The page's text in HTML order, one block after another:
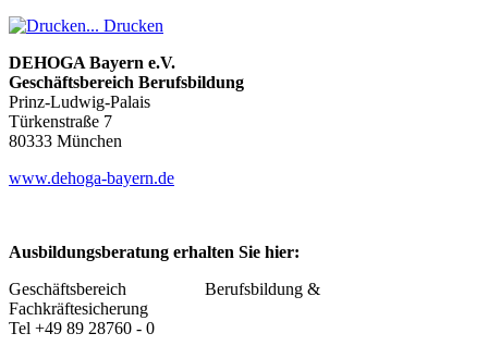
Drucken
DEHOGA Bayern e.V.
Geschäftsbereich Berufsbildung
Prinz-Ludwig-Palais
Türkenstraße 7
80333 München
www.dehoga-bayern.de
Ausbildungsberatung erhalten Sie hier:
Geschäftsbereich Berufsbildung &
Fachkräftesicherung
Tel +49 89 28760 - 0